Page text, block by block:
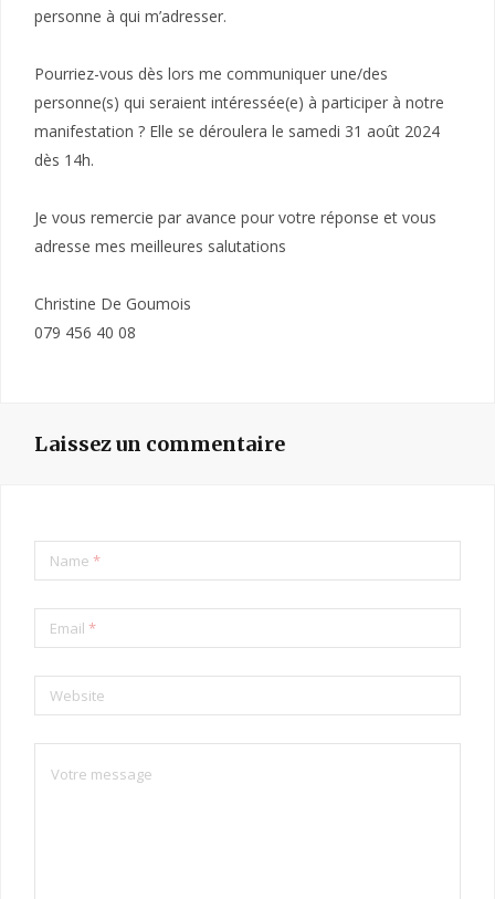
personne à qui m’adresser.
Pourriez-vous dès lors me communiquer une/des
personne(s) qui seraient intéressée(e) à participer à notre
manifestation ? Elle se déroulera le samedi 31 août 2024
dès 14h.
Je vous remercie par avance pour votre réponse et vous
adresse mes meilleures salutations
Christine De Goumois
079 456 40 08
Laissez un commentaire
Name *
Email *
Website